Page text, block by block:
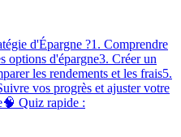
d'Épargne ?1. Comprendre
options d'épargne3. Créer un
les rendements et les frais5.
vos progrès et ajuster votre
🧠 Quiz rapide :